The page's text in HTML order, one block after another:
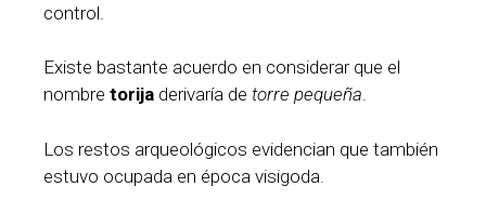
control.
Existe bastante acuerdo en considerar que el
nombre torija derivaría de torre pequeña.
Los restos arqueológicos evidencian que también
estuvo ocupada en época visigoda.